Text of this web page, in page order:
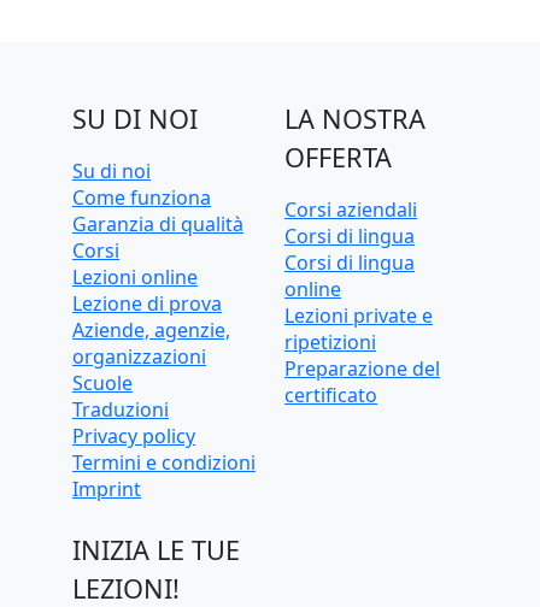
SU DI NOI
Su di noi
Come funziona
Garanzia di qualità
Corsi
Lezioni online
Lezione di prova
Aziende, agenzie,
organizzazioni
Scuole
Traduzioni
Privacy policy
Termini e condizioni
Imprint
INIZIA LE TUE
LEZIONI!
LA NOSTRA
OFFERTA
Corsi aziendali
Corsi di lingua
Corsi di lingua
online
Lezioni private e
ripetizioni
Preparazione del
certificato